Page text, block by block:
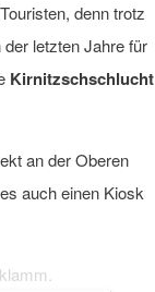
denn trotz
letzten Jahre für
Kirnitzschschlucht
an der Oberen
auch einen Kiosk